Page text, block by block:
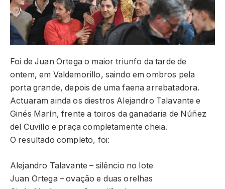
Foi de Juan Ortega o maior triunfo da tarde de
ontem, em Valdemorillo, saindo em ombros pela
porta grande, depois de uma faena arrebatadora.
Actuaram ainda os diestros Alejandro Talavante e
Ginés Marín, frente a toiros da ganadaria de Núñez
del Cuvillo e praça completamente cheia.
O resultado completo, foi:
Alejandro Talavante – silêncio no lote
Juan Ortega – ovação e duas orelhas